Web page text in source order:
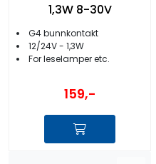
1,3W 8-30V
G4 bunnkontakt
12/24V - 1,3W
For leselamper etc.
159,-